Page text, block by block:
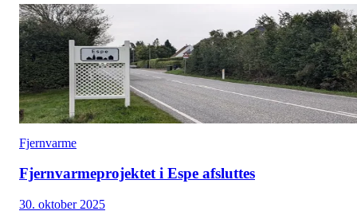
Fjernvarme
Fjernvarmeprojektet i Espe afsluttes
30. oktober 2025